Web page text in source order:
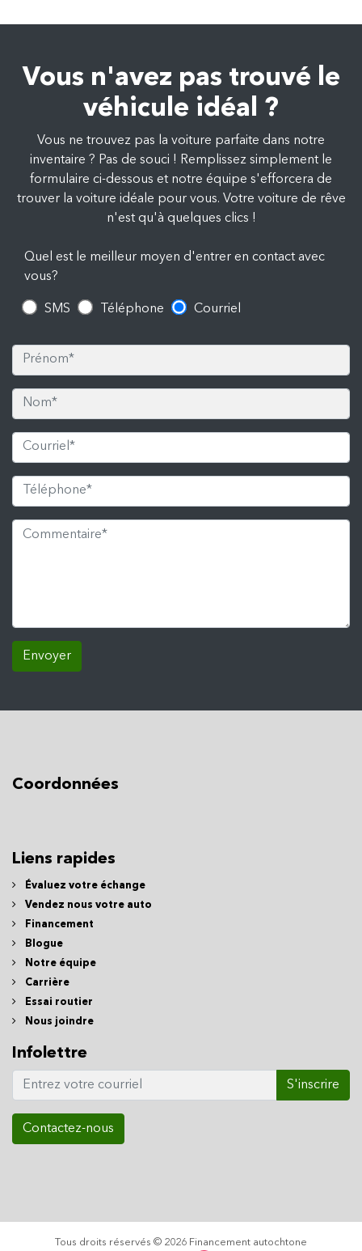
Vous n'avez pas trouvé le
véhicule idéal ?
Vous ne trouvez pas la voiture parfaite dans notre
inventaire ? Pas de souci ! Remplissez simplement le
formulaire ci-dessous et notre équipe s'efforcera de
trouver la voiture idéale pour vous. Votre voiture de rêve
n'est qu'à quelques clics !
Quel est le meilleur moyen d'entrer en contact avec
vous?
SMS Téléphone Courriel
Envoyer
Coordonnées
Liens rapides
Évaluez votre échange
Vendez nous votre auto
Financement
Blogue
Notre équipe
Carrière
Essai routier
Nous joindre
Infolettre
S'inscrire
Contactez-nous
Tous droits réservés © 2026 Financement autochtone